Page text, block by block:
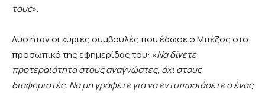
τους».
Δύο ήταν οι κύριες συμβουλές που έδωσε ο Μπέζος στο
προσωπικό της εφημερίδας του: «Να δίνετε
προτεραιότητα στους αναγνώστες, όχι στους
διαφημιστές. Να μη γράφετε για να εντυπωσιάσετε ο ένας